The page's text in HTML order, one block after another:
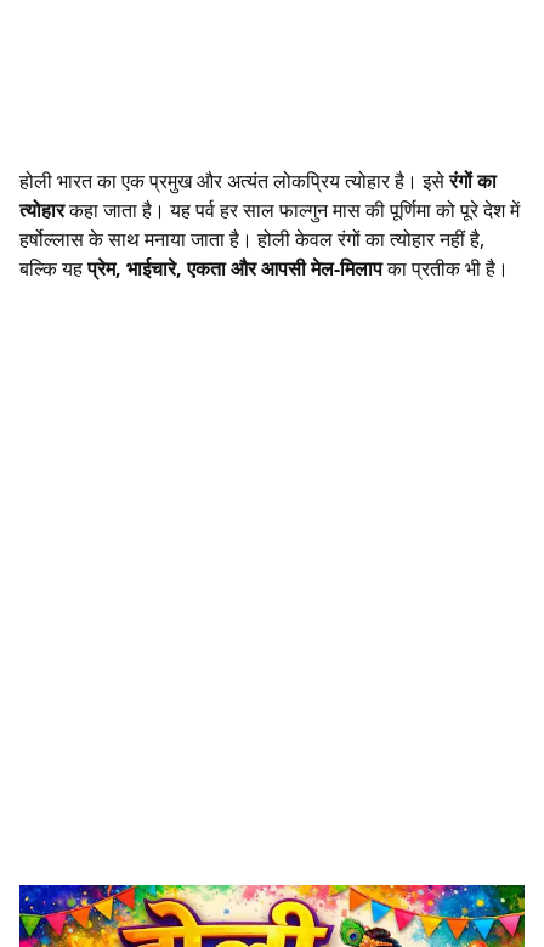
होली भारत का एक प्रमुख और अत्यंत लोकप्रिय त्योहार है। इसेरंगों का
त्योहारकहा जाता है। यह पर्व हर साल फाल्गुन मास की पूर्णिमा को पूरे देश में
हर्षोल्लास के साथ मनाया जाता है। होली केवल रंगों का त्योहार नहीं है,
बल्कि यहप्रेम, भाईचारे, एकता और आपसी मेल-मिलापका प्रतीक भी है।